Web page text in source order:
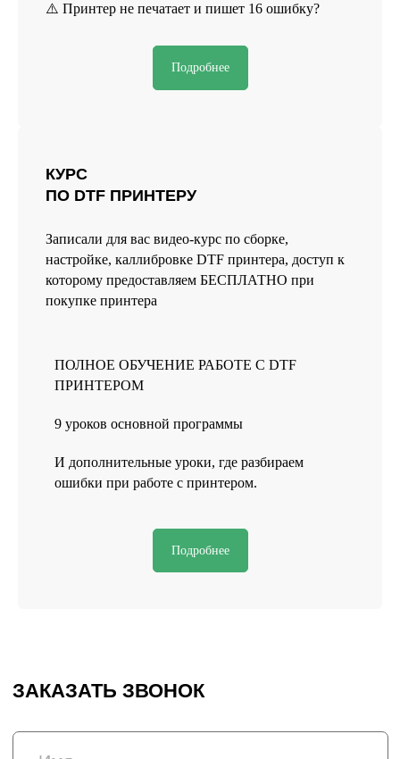
⚠️ Принтер не печатает и пишет 16 ошибку?
Подробнее
КУРС
ПО DTF ПРИНТЕРУ
Записали для вас видео-курс по сборке,
настройке, каллибровке DTF принтера, доступ к
которому предоставляем БЕСПЛАТНО при
покупке принтера
ПОЛНОЕ ОБУЧЕНИЕ РАБОТЕ С DTF
ПРИНТЕРОМ
9 уроков основной программы
И дополнительные уроки, где разбираем
ошибки при работе с принтером.
Подробнее